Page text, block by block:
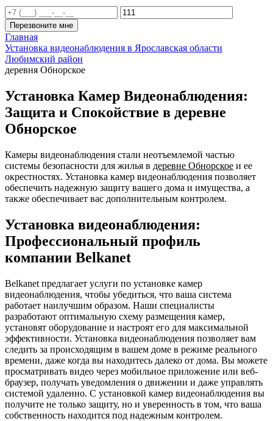
Перезвоните мне
Главная
Установка видеонаблюдения в Ярославская области
Любимский район
деревня Обнорское
Установка Камер Видеонаблюдения:
Защита и Спокойствие в деревне
Обнорское
Камеры видеонаблюдения стали неотъемлемой частью
системы безопасности для жилья в деревне Обнорское и ее
окрестностях. Установка камер видеонаблюдения позволяет
обеспечить надежную защиту вашего дома и имущества, а
также обеспечивает вас дополнительным контролем.
Установка видеонаблюдения:
Профессиональный профиль
компании Belkanet
Belkanet предлагает услуги по установке камер
видеонаблюдения, чтобы убедиться, что ваша система
работает наилучшим образом. Наши специалисты
разработают оптимальную схему размещения камер,
установят оборудование и настроят его для максимальной
эффективности. Установка видеонаблюдения позволяет вам
следить за происходящим в вашем доме в режиме реального
времени, даже когда вы находитесь далеко от дома. Вы можете
просматривать видео через мобильное приложение или веб-
браузер, получать уведомления о движении и даже управлять
системой удаленно. С установкой камер видеонаблюдения вы
получите не только защиту, но и уверенность в том, что ваша
собственность находится под надежным контролем.